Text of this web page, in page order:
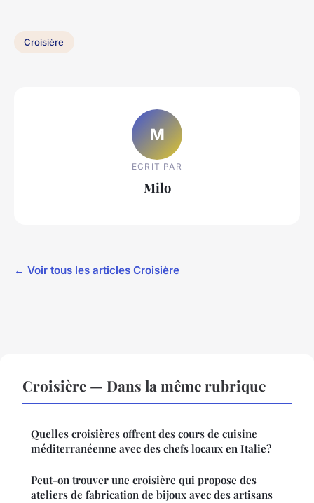
Croisière
M
ECRIT PAR
Milo
← Voir tous les articles Croisière
Croisière — Dans la même rubrique
Quelles croisières offrent des cours de cuisine
méditerranéenne avec des chefs locaux en Italie?
Peut-on trouver une croisière qui propose des
ateliers de fabrication de bijoux avec des artisans